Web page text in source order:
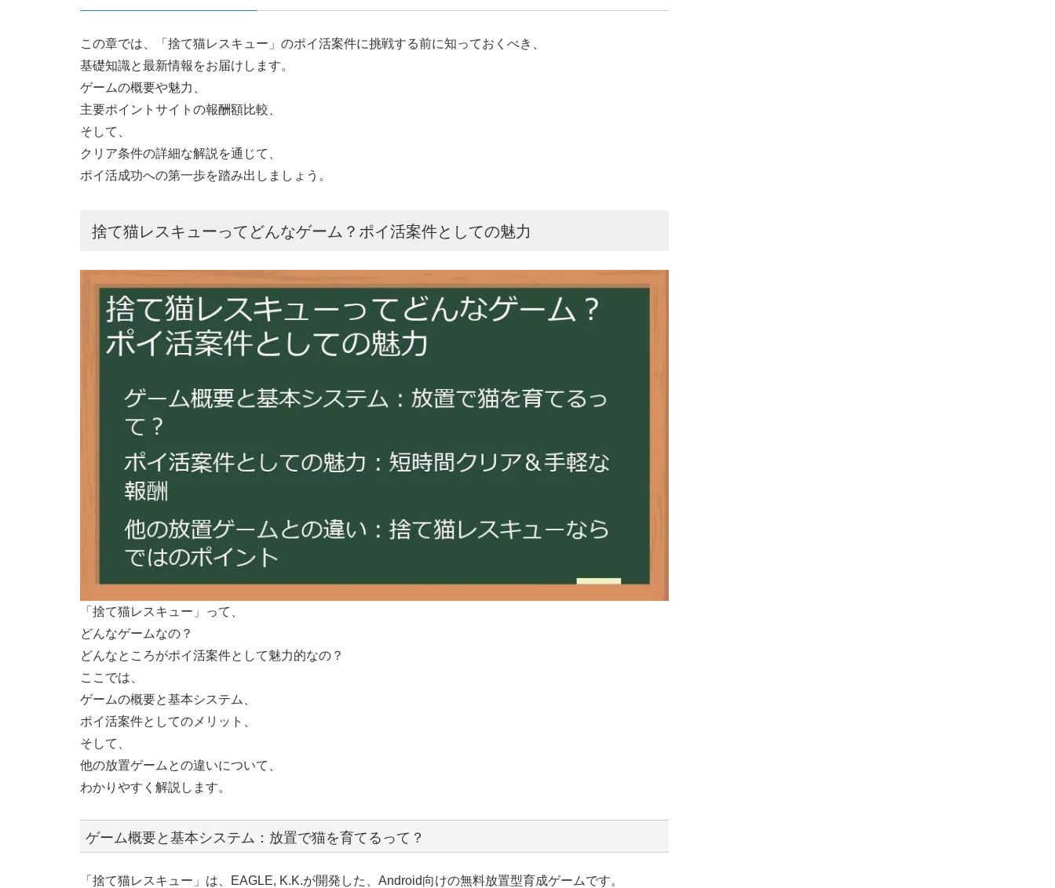
この章では、「捨て猫レスキュー」のポイ活案件に挑戦する前に知っておくべき、
基礎知識と最新情報をお届けします。
ゲームの概要や魅力、
主要ポイントサイトの報酬額比較、
そして、
クリア条件の詳細な解説を通じて、
ポイ活成功への第一歩を踏み出しましょう。
捨て猫レスキューってどんなゲーム？ポイ活案件としての魅力
「捨て猫レスキュー」って、
どんなゲームなの？
どんなところがポイ活案件として魅力的なの？
ここでは、
ゲームの概要と基本システム、
ポイ活案件としてのメリット、
そして、
他の放置ゲームとの違いについて、
わかりやすく解説します。
ゲーム概要と基本システム：放置で猫を育てるって？
「捨て猫レスキュー」は、EAGLE, K.K.が開発した、Android向けの無料放置型育成ゲームです。